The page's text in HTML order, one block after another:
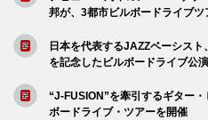
邦が、3都市ビルボードライブツ
日本を代表するJAZZベーシス
を記念したビルボードライブ公
“J-FUSION”を牽引するギター
ボードライブ・ツアーを開催